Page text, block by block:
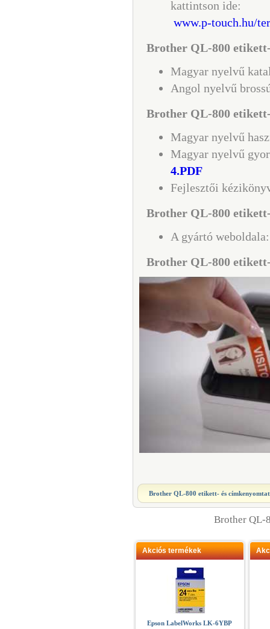
kattintson ide:
www.p-touch.hu/
Brother QL-800
Magyar nyelvű
Angol nyelvű
Brother QL-800
Magyar nyelvű
Magyar nyelvű
4.PDF
Fejlesztői
Brother QL-800
A gyártó
Brother QL-800
Brother QL-800 etikett- és
Brother QL-
Akciós termékek
Epson LabelWorks LK-6YBP